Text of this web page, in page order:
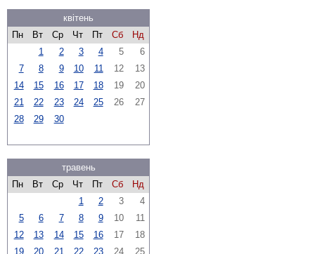
квітень
Пн
Вт Ср Чт Пт Сб
Нд
1
2 3 4 5
6
7
8 9 10 11 12
13
14
15 16 17 18 19
20
21
22 23 24 25 26
27
28
29 30
травень
Пн
Вт Ср Чт Пт Сб
Нд
1
2 3
4
5
6 7 8 9 10
11
12
13 14 15 16 17
18
19
20 21 22 23 24
25